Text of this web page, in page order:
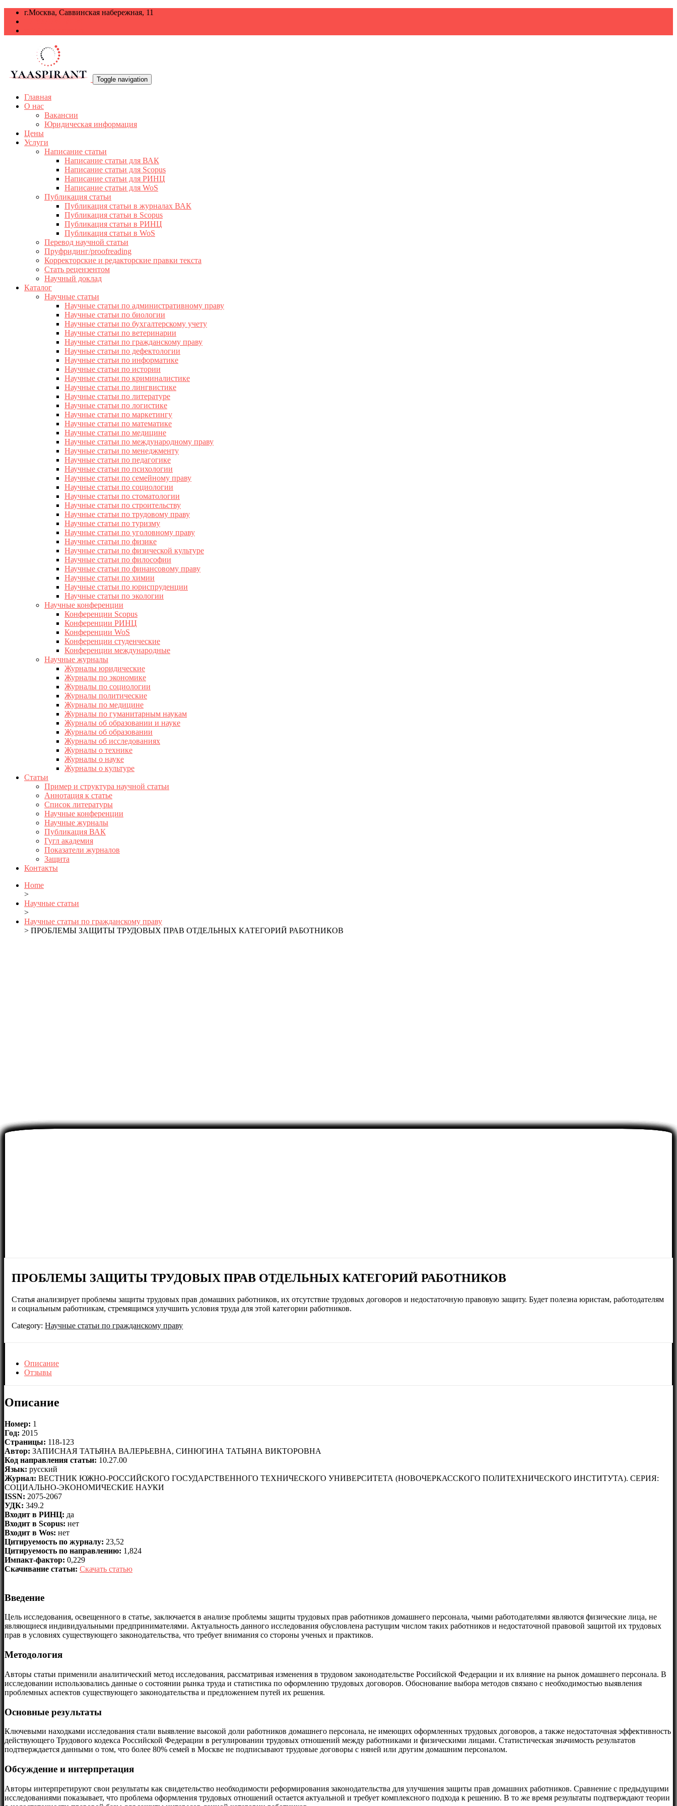
г.Москва, Саввинская набережная, 11
Toggle navigation
Главная
О нас
Вакансии
Юридическая информация
Цены
Услуги
Написание статьи
Написание статьи для ВАК
Написание статьи для Scopus
Написание статьи для РИНЦ
Написание статьи для WoS
Публикация статьи
Публикация статьи в журналах ВАК
Публикация статьи в Scopus
Публикация статьи в РИНЦ
Публикация статьи в WoS
Перевод научной статьи
Пруфридинг/proofreading
Корректорские и редакторские правки текста
Стать рецензентом
Научный доклад
Каталог
Научные статьи
Научные статьи по административному праву
Научные статьи по биологии
Научные статьи по бухгалтерскому учету
Научные статьи по ветеринарии
Научные статьи по гражданскому праву
Научные статьи по дефектологии
Научные статьи по информатике
Научные статьи по истории
Научные статьи по криминалистике
Научные статьи по лингвистике
Научные статьи по литературе
Научные статьи по логистике
Научные статьи по маркетингу
Научные статьи по математике
Научные статьи по медицине
Научные статьи по международному праву
Научные статьи по менеджменту
Научные статьи по педагогике
Научные статьи по психологии
Научные статьи по семейному праву
Научные статьи по социологии
Научные статьи по стоматологии
Научные статьи по строительству
Научные статьи по трудовому праву
Научные статьи по туризму
Научные статьи по уголовному праву
Научные статьи по физике
Научные статьи по физической культуре
Научные статьи по философии
Научные статьи по финансовому праву
Научные статьи по химии
Научные статьи по юриспруденции
Научные статьи по экологии
Научные конференции
Конференции Scopus
Конференции РИНЦ
Конференции WoS
Конференции студенческие
Конференции международные
Научные журналы
Журналы юридические
Журналы по экономике
Журналы по социологии
Журналы политические
Журналы по медицине
Журналы по гуманитарным наукам
Журналы об образовании и науке
Журналы об образовании
Журналы об исследованиях
Журналы о технике
Журналы о науке
Журналы о культуре
Статьи
Пример и структура научной статьи
Аннотация к статье
Список литературы
Научные конференции
Научные журналы
Публикация ВАК
Гугл академия
Показатели журналов
Защита
Контакты
Home
>
Научные статьи
>
Научные статьи по гражданскому праву
> ПРОБЛЕМЫ ЗАЩИТЫ ТРУДОВЫХ ПРАВ ОТДЕЛЬНЫХ КАТЕГОРИЙ РАБОТНИКОВ
ПРОБЛЕМЫ ЗАЩИТЫ ТРУДОВЫХ ПРАВ ОТДЕЛЬНЫХ КАТЕГОРИЙ РАБОТНИКОВ
Статья анализирует проблемы защиты трудовых прав домашних работников, их отсутствие трудовых договоров и недостаточную правовую защиту. Будет полезна юристам, работодателям
и социальным работникам, стремящимся улучшить условия труда для этой категории работников.
Category:Научные статьи по гражданскому праву
Описание
Отзывы
Описание
Номер: 1
Год: 2015
Страницы: 118-123
Автор: ЗАПИСНАЯ ТАТЬЯНА ВАЛЕРЬЕВНА, СИНЮГИНА ТАТЬЯНА ВИКТОРОВНА
Код направления статьи: 10.27.00
Язык: русский
Журнал: ВЕСТНИК ЮЖНО-РОССИЙСКОГО ГОСУДАРСТВЕННОГО ТЕХНИЧЕСКОГО УНИВЕРСИТЕТА (НОВОЧЕРКАССКОГО ПОЛИТЕХНИЧЕСКОГО ИНСТИТУТА). СЕРИЯ:
СОЦИАЛЬНО-ЭКОНОМИЧЕСКИЕ НАУКИ
ISSN: 2075-2067
УДК: 349.2
Входит в РИНЦ: да
Входит в Scopus: нет
Входит в Wos: нет
Цитируемость по журналу: 23,52
Цитируемость по направлению: 1,824
Импакт-фактор: 0,229
Скачивание статьи: Скачать статью
Введение
Цель исследования, освещенного в статье, заключается в анализе проблемы защиты трудовых прав работников домашнего персонала, чьими работодателями являются физические лица, не
являющиеся индивидуальными предпринимателями. Актуальность данного исследования обусловлена растущим числом таких работников и недостаточной правовой защитой их трудовых
прав в условиях существующего законодательства, что требует внимания со стороны ученых и практиков.
Методология
Авторы статьи применили аналитический метод исследования, рассматривая изменения в трудовом законодательстве Российской Федерации и их влияние на рынок домашнего персонала. В
исследовании использовались данные о состоянии рынка труда и статистика по оформлению трудовых договоров. Обоснование выбора методов связано с необходимостью выявления
проблемных аспектов существующего законодательства и предложением путей их решения.
Основные результаты
Ключевыми находками исследования стали выявление высокой доли работников домашнего персонала, не имеющих оформленных трудовых договоров, а также недостаточная эффективность
действующего Трудового кодекса Российской Федерации в регулировании трудовых отношений между работниками и физическими лицами. Статистическая значимость результатов
подтверждается данными о том, что более 80% семей в Москве не подписывают трудовые договоры с няней или другим домашним персоналом.
Обсуждение и интерпретация
Авторы интерпретируют свои результаты как свидетельство необходимости реформирования законодательства для улучшения защиты прав домашних работников. Сравнение с предыдущими
исследованиями показывает, что проблема оформления трудовых отношений остается актуальной и требует комплексного подхода к решению. В то же время результаты подтверждают теории